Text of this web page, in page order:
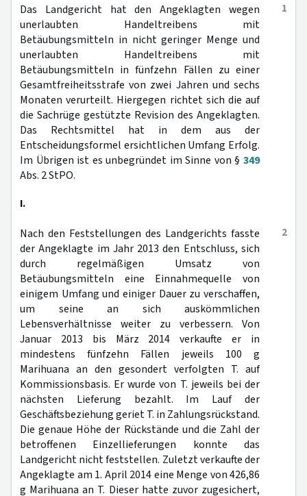
1
Das Landgericht hat den Angeklagten wegen
unerlaubten Handeltreibens mit
Betäubungsmitteln in nicht geringer Menge und
unerlaubten Handeltreibens mit
Betäubungsmitteln in fünfzehn Fällen zu einer
Gesamtfreiheitsstrafe von zwei Jahren und sechs
Monaten verurteilt. Hiergegen richtet sich die auf
die Sachrüge gestützte Revision des Angeklagten.
Das Rechtsmittel hat in dem aus der
Entscheidungsformel ersichtlichen Umfang Erfolg.
Im Übrigen ist es unbegründet im Sinne von § 349
Abs. 2 StPO.
I.
2
Nach den Feststellungen des Landgerichts fasste
der Angeklagte im Jahr 2013 den Entschluss, sich
durch regelmäßigen Umsatz von
Betäubungsmitteln eine Einnahmequelle von
einigem Umfang und einiger Dauer zu verschaffen,
um seine an sich auskömmlichen
Lebensverhältnisse weiter zu verbessern. Von
Januar 2013 bis März 2014 verkaufte er in
mindestens fünfzehn Fällen jeweils 100 g
Marihuana an den gesondert verfolgten T. auf
Kommissionsbasis. Er wurde von T. jeweils bei der
nächsten Lieferung bezahlt. Im Lauf der
Geschäftsbeziehung geriet T. in Zahlungsrückstand.
Die genaue Höhe der Rückstände und die Zahl der
betroffenen Einzellieferungen konnte das
Landgericht nicht feststellen. Zuletzt verkaufte der
Angeklagte am 1. April 2014 eine Menge von 426,86
g Marihuana an T. Dieser hatte zuvor zugesichert,